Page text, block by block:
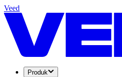
Veed
Produk